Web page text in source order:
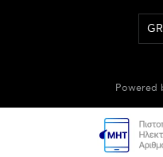
Powered